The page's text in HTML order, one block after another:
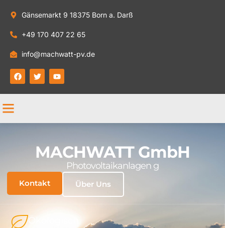
Gänsemarkt 9 18375 Born a. Darß
+49 170 407 22 65
info@machwatt-pv.de
MACHWATT GmbH
Photovoltaikanlagen g
Kontakt Über Uns
Ökologisch